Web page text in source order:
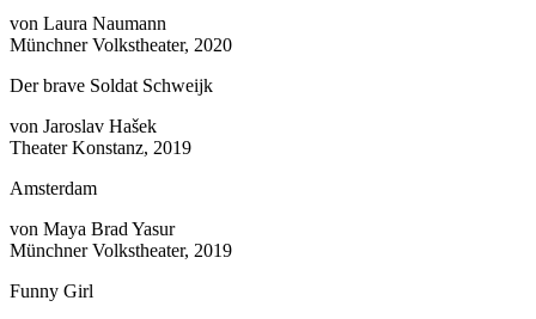
von Laura Naumann
Münchner Volkstheater, 2020
Der brave Soldat Schweijk
von Jaroslav Hašek
Theater Konstanz, 2019
Amsterdam
von Maya Brad Yasur
Münchner Volkstheater, 2019
Funny Girl